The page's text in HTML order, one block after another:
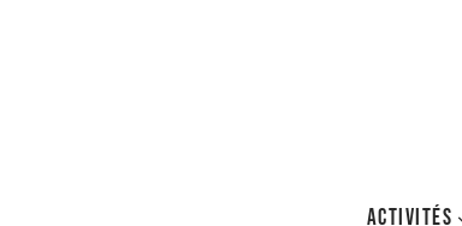
ACTIVITÉS